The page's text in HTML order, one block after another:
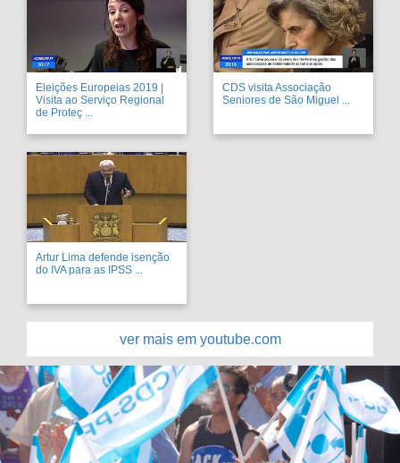
Eleições Europeias 2019 |
Visita ao Serviço Regional
de Proteç ...
CDS visita Associação
Seniores de São Miguel ...
Artur Lima defende isenção
do IVA para as IPSS ...
ver mais em youtube.com